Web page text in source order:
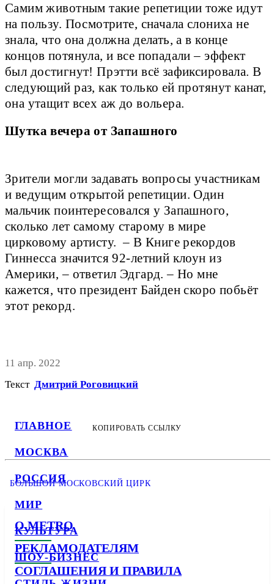
ГЛАВНОЕ
МОСКВА
РОССИЯ
МИР
КУЛЬТУРА
ШОУ-БИЗНЕС
Самим животным такие репетиции тоже идут
на пользу. Посмотрите, сначала слониха не
знала, что она должна делать, а в конце
концов потянула, и все попадали – эффект
был достигнут! Прэтти всё зафиксировала. В
следующий раз, как только ей протянут канат,
она утащит всех аж до вольера.
Шутка вечера от Запашного
Зрители могли задавать вопросы участникам
и ведущим открытой репетиции. Один
мальчик поинтересовался у Запашного,
сколько лет самому старому в мире
цирковому артисту.  – В Книге рекордов
Гиннесса значится 92-летний клоун из
Америки, – ответил Эдгард. – Но мне
кажется, что президент Байден скоро побьёт
этот рекорд.
11 апр. 2022
Текст Дмитрий Роговицкий
КОПИРОВАТЬ ССЫЛКУ
БОЛЬШОЙ МОСКОВСКИЙ ЦИРК
О METRO
РЕКЛАМОДАТЕЛЯМ
СОГЛАШЕНИЯ И ПРАВИЛА